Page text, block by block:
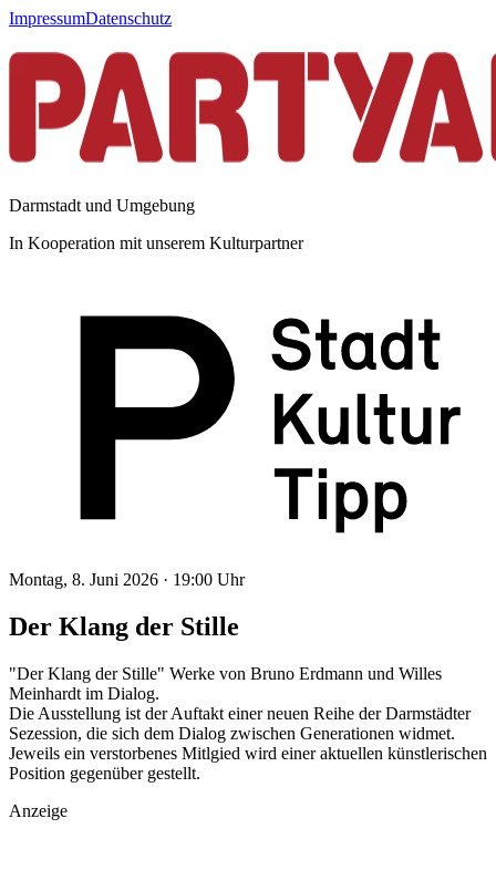
ImpressumDatenschutz
Darmstadt und Umgebung
In Kooperation mit unserem Kulturpartner
Montag, 8. Juni 2026 · 19:00 Uhr
Der Klang der Stille
"Der Klang der Stille" Werke von Bruno Erdmann und Willes
Meinhardt im Dialog.
Die Ausstellung ist der Auftakt einer neuen Reihe der Darmstädter
Sezession, die sich dem Dialog zwischen Generationen widmet.
Jeweils ein verstorbenes Mitlgied wird einer aktuellen künstlerischen
Position gegenüber gestellt.
Anzeige